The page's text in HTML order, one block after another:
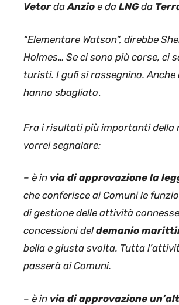
VetordaAnzio e da LNGda
“Elementare Watson”, direbbe
Holmes… Se ci sono più corse, ci
turisti. I gufi si rassegnino.
hanno sbagliato.
Fra i risultati più importanti della
vorrei segnalare:
– è in via di approvazione la
che conferisce ai Comuni le
di gestione delle attività
concessioni deldemanio
bella e giusta svolta. Tutta
passerà ai Comuni.
– è in via di approvazione